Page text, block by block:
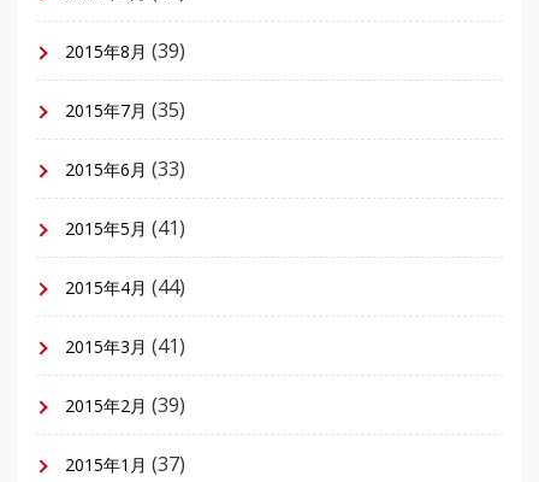
2015年8月 (39)
2015年7月 (35)
2015年6月 (33)
2015年5月 (41)
2015年4月 (44)
2015年3月 (41)
2015年2月 (39)
2015年1月 (37)